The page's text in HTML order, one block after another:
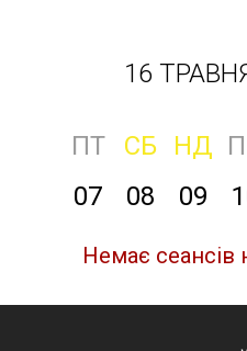
16
ПТ СБ НД
07
08 09
Немає сеансів